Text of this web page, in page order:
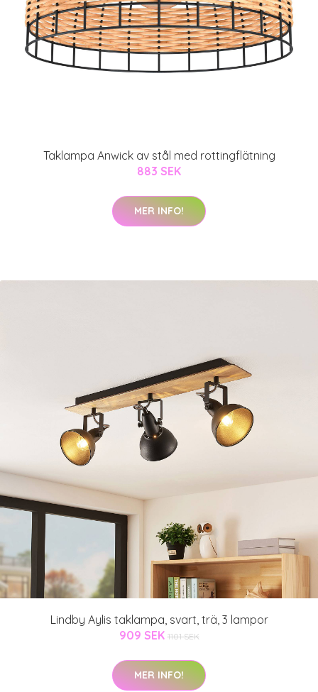
Taklampa Anwick av stål med rottingflätning
883 SEK
MER INFO!
Lindby Aylis taklampa, svart, trä, 3 lampor
909 SEK 1101 SEK
MER INFO!